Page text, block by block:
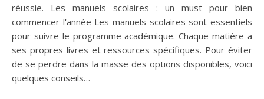
réussie. Les manuels scolaires : un must pour bien
commencer l'année Les manuels scolaires sont essentiels
pour suivre le programme académique. Chaque matière a
ses propres livres et ressources spécifiques. Pour éviter
de se perdre dans la masse des options disponibles, voici
quelques conseils…